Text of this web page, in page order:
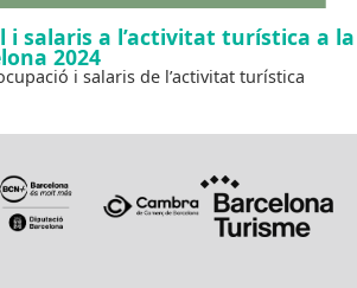
i salaris a l’activitat turística a la
2024
i salaris de l’activitat turística